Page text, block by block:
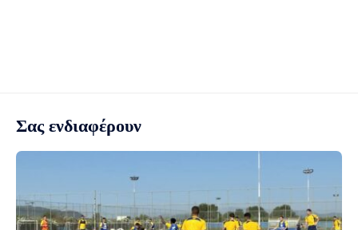
Σας ενδιαφέρουν